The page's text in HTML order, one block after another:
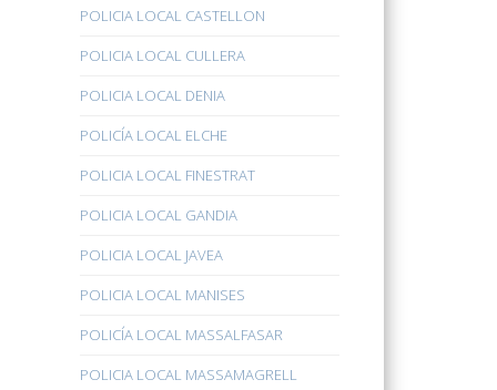
POLICIA LOCAL CASTELLON
POLICIA LOCAL CULLERA
POLICIA LOCAL DENIA
POLICÍA LOCAL ELCHE
POLICIA LOCAL FINESTRAT
POLICIA LOCAL GANDIA
POLICIA LOCAL JAVEA
POLICIA LOCAL MANISES
POLICÍA LOCAL MASSALFASAR
POLICIA LOCAL MASSAMAGRELL